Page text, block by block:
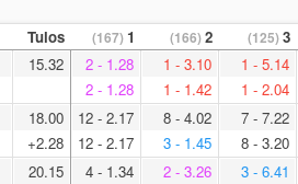
Tulos (167) 1 (166)2 (125)3
15.32
2 - 1.28
2 - 1.28
1 - 3.10
1 - 1.42
1 - 5.14
1 - 2.04
18.00
+2.28
12 - 2.17
12 - 2.17
8 - 4.02
3 - 1.45
7 - 7.22
8 - 3.20
20.15
4 - 1.34
2 - 3.26
3 - 6.41